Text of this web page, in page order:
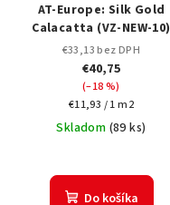
AT-Europe: Silk Gold
Calacatta (VZ-NEW-10)
€33,13 bez DPH
€40,75
(–18 %)
Jednotková
cena:
€11,93 / 1 m2
Skladom (89 ks)
Do košíka